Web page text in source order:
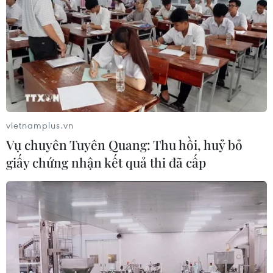
Theo dõi VietnamPlus
TIN LIÊN QUAN
vietnamplus.vn
Vụ chuyên Tuyên Quang: Thu hồi, huỷ bỏ
giấy chứng nhận kết quả thi đã cấp